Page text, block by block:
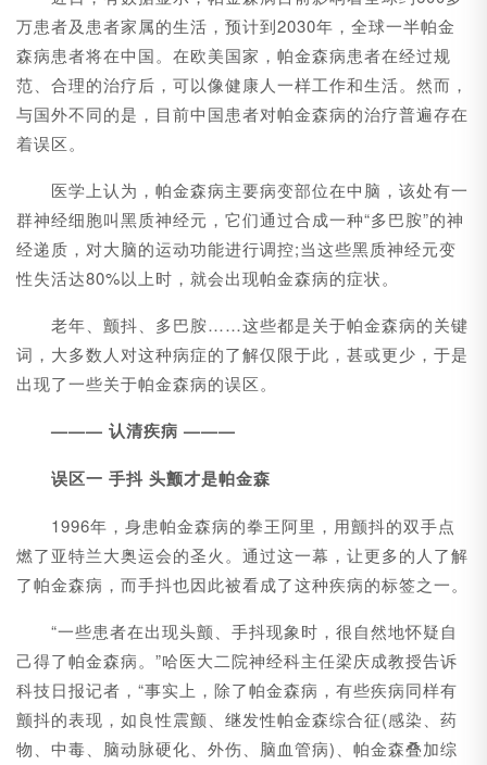
万患者及患者家属的生活，预计到2030年，全球一半帕金
森病患者将在中国。在欧美国家，帕金森病患者在经过规
范、合理的治疗后，可以像健康人一样工作和生活。然而，
与国外不同的是，目前中国患者对帕金森病的治疗普遍存在
着误区。
医学上认为，帕金森病主要病变部位在中脑，该处有一
群神经细胞叫黑质神经元，它们通过合成一种“多巴胺”的神
经递质，对大脑的运动功能进行调控;当这些黑质神经元变
性失活达80%以上时，就会出现帕金森病的症状。
老年、颤抖、多巴胺……这些都是关于帕金森病的关键
词，大多数人对这种病症的了解仅限于此，甚或更少，于是
出现了一些关于帕金森病的误区。
——— 认清疾病 ———
误区一 手抖 头颤才是帕金森
1996年，身患帕金森病的拳王阿里，用颤抖的双手点
燃了亚特兰大奥运会的圣火。通过这一幕，让更多的人了解
了帕金森病，而手抖也因此被看成了这种疾病的标签之一。
“一些患者在出现头颤、手抖现象时，很自然地怀疑自
己得了帕金森病。”哈医大二院神经科主任梁庆成教授告诉
科技日报记者，“事实上，除了帕金森病，有些疾病同样有
颤抖的表现，如良性震颤、继发性帕金森综合征(感染、药
物、中毒、脑动脉硬化、外伤、脑血管病)、帕金森叠加综